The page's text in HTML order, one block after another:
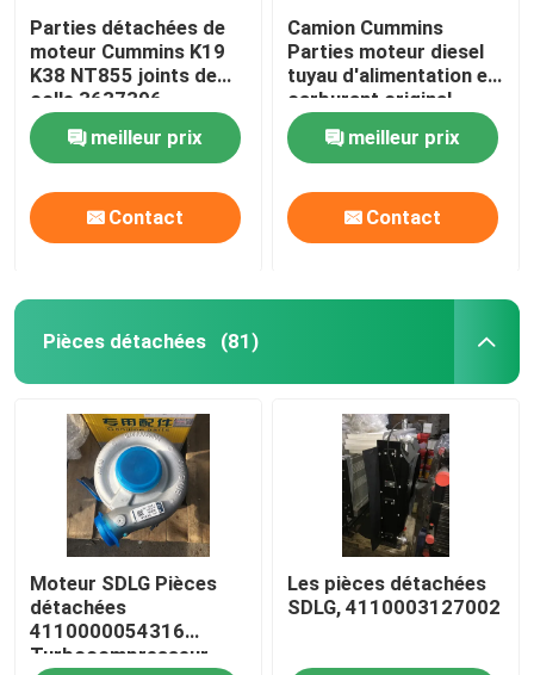
Parties détachées de
moteur Cummins K19
K38 NT855 joints de
colle 3637396
meilleur prix
Contact
Camion Cummins
Parties moteur diesel
tuyau d'alimentation en
carburant original
3696203
meilleur prix
Contact
Pièces détachées (81)
Moteur SDLG Pièces
détachées
4110000054316
Turbocompresseur
Les pièces détachées
SDLG, 4110003127002